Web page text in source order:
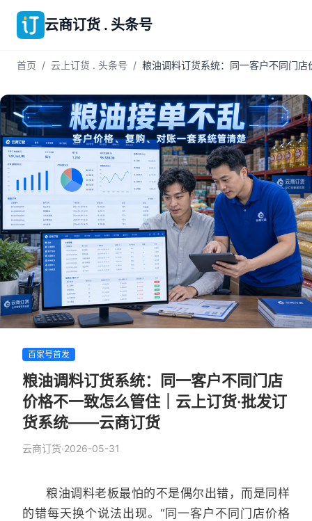
云商订货 . 头条号
首页 / 云上订货 . 头条号 / 粮油调料订货系统：同一客户不同门
百家号首发
粮油调料订货系统：同一客户不同门店
价格不一致怎么管住｜云上订货·批发订
货系统——云商订货
云商订货·2026-05-31
粮油调料老板最怕的不是偶尔出错，而是同样
的错每天换个说法出现。“同一客户不同门店价格